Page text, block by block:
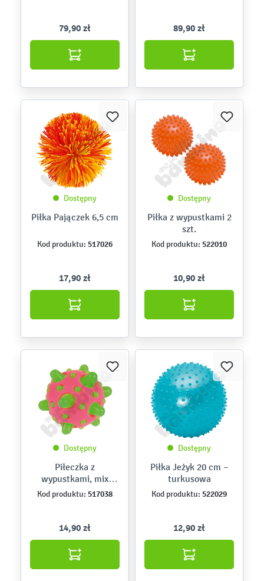
79,90 zł 89,90 zł
Dostępny
Piłka Pajączek 6,5 cm
Kod produktu: 517026
17,90 zł
Dostępny
Piłka z wypustkami 2
szt.
Kod produktu: 522010
10,90 zł
Dostępny
Piłeczka z
wypustkami, mix
kolorów
Kod produktu: 517038
14,90 zł
Dostępny
Piłka Jeżyk 20 cm –
turkusowa
Kod produktu: 522029
12,90 zł